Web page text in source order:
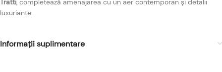
Tratti, completează amenajarea cu un aer contemporan și detalii
luxuriante.
Informații suplimentare